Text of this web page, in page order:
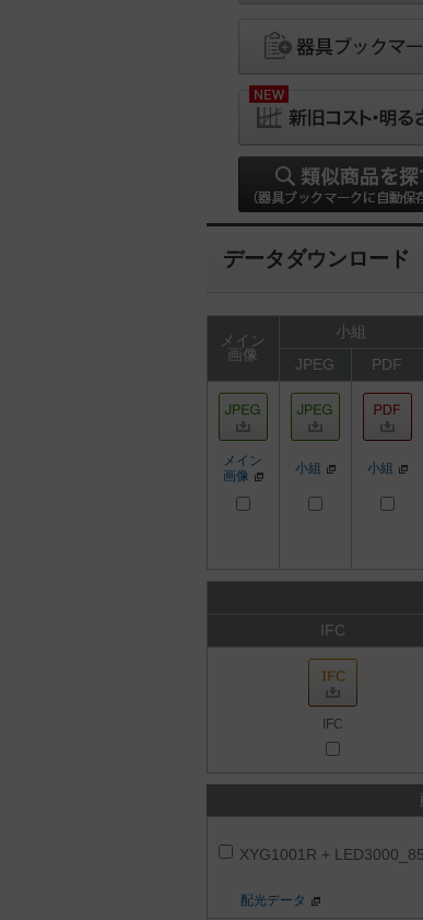
データダウンロード
メイン
画像
小組
JPEG
PDF
メイン
画像
小組 小組
IFC
IFC
XYG1001R +
配光データ